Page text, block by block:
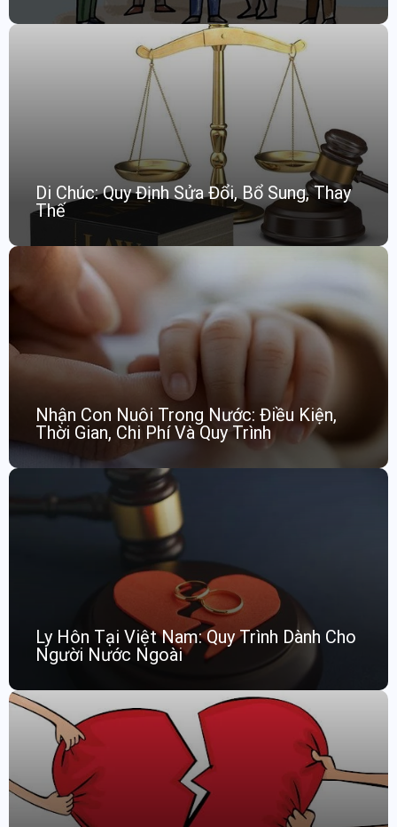
Di Chúc: Quy Định Sửa Đổi, Bổ Sung, Thay
Thế
Nhận Con Nuôi Trong Nước: Điều Kiện,
Thời Gian, Chi Phí Và Quy Trình
Ly Hôn Tại Việt Nam: Quy Trình Dành Cho
Người Nước Ngoài